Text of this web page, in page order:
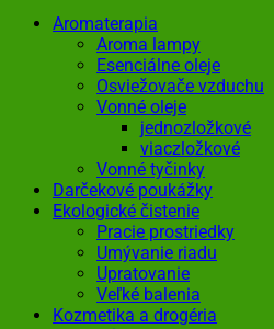
Aromaterapia
Aroma lampy
Esenciálne oleje
Osviežovače vzduchu
Vonné oleje
jednozložkové
viaczložkové
Vonné tyčinky
Darčekové poukážky
Ekologické čistenie
Pracie prostriedky
Umývanie riadu
Upratovanie
Veľké balenia
Kozmetika a drogéria